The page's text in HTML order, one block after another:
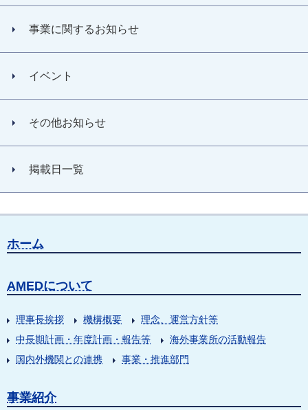
事業に関するお知らせ
イベント
その他お知らせ
掲載日一覧
ホーム
AMEDについて
理事長挨拶 機構概要
理念、運営方針等
中長期計画・年度計画・報告等
海外事業所の活動報告
国内外機関との連携
事業・推進部門
事業紹介